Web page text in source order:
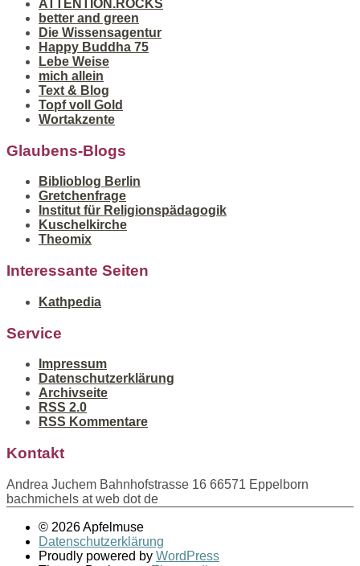
ATTENTION.ROCKS
better and green
Die Wissensagentur
Happy Buddha 75
Lebe Weise
mich allein
Text & Blog
Topf voll Gold
Wortakzente
Glaubens-Blogs
Biblioblog Berlin
Gretchenfrage
Institut für Religionspädagogik
Kuschelkirche
Theomix
Interessante Seiten
Kathpedia
Service
Impressum
Datenschutzerklärung
Archivseite
RSS 2.0
RSS Kommentare
Kontakt
Andrea Juchem Bahnhofstrasse 16 66571 Eppelborn
bachmichels at web dot de
© 2026 Apfelmuse
Datenschutzerklärung
Proudly powered by WordPress